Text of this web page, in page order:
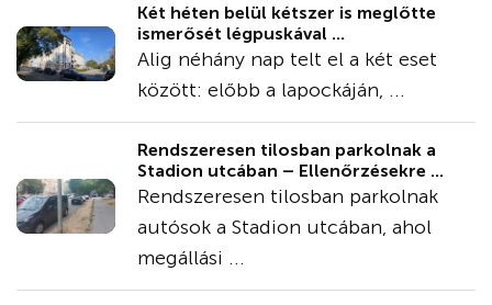
Két héten belül kétszer is meglőtte
ismerősét légpuskával ...
Alig néhány nap telt el a két eset
között: előbb a lapockáján, ...
Rendszeresen tilosban parkolnak a
Stadion utcában – Ellenőrzésekre ...
Rendszeresen tilosban parkolnak
autósok a Stadion utcában, ahol
megállási ...